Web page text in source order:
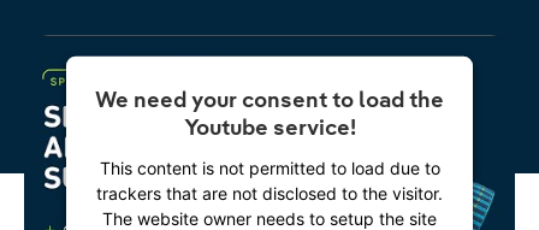
We need your consent to load the
Youtube service!
This content is not permitted to load due to
trackers that are not disclosed to the visitor.
The website owner needs to setup the site